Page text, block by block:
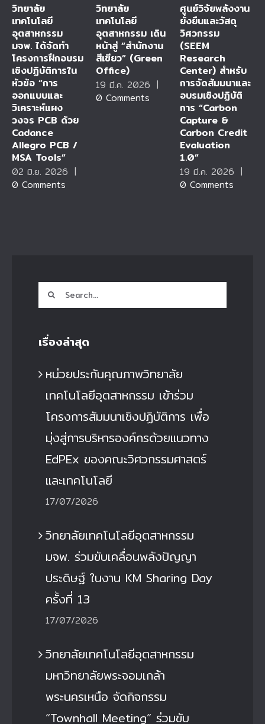
วิทยาลัย
เทคโนโลยี
อุตสาหกรรม
มจพ. ได้จัดทำ
โครงการฝึกอบรม
เชิงปฏิบัติการใน
หัวข้อ “การ
ออกแบบและ
วิเคราะห์แผง
วงจร PCB ด้วย
Cadance
Allegro PCB /
MSA Tools”
02 มิ.ย. 2026 |
0 Comments
วิทยาลัย
เทคโนโลยี
อุตสาหกรรม เดิน
หน้าสู่ “สำนักงาน
สีเขียว” (Green
Office)
19 มี.ค. 2026 |
0 Comments
ศูนย์วิจัยพลังงาน
ยั่งยืนและวัสดุ
วิศวกรรม
(SEEM
Research
Center) สำหรับ
การจัดสัมมนาและ
อบรมเชิงปฏิบัติ
การ “Carbon
Capture &
Carbon Credit
Evaluation
1.0”
19 มี.ค. 2026 |
0 Comments
Search
for:
เรื่องล่าสุด
หน่วยประกันคุณภาพวิทยาลัย
เทคโนโลยีอุตสาหกรรม เข้าร่วม
โครงการสัมมนาเชิงปฏิบัติการ เพื่อ
มุ่งสู่การบริหารองค์กรด้วยแนวทาง
EdPEx ของคณะวิศวกรรมศาสตร์
และเทคโนโลยี
17/07/2026
วิทยาลัยเทคโนโลยีอุตสาหกรรม
มจพ. ร่วมขับเคลื่อนพลังปัญญา
ประดิษฐ์ ในงาน KM Sharing Day
ครั้งที่ 13
17/07/2026
วิทยาลัยเทคโนโลยีอุตสาหกรรม
มหาวิทยาลัยพระจอมเกล้า
พระนครเหนือ จัดกิจกรรม
“Townhall Meeting” ร่วมขับ